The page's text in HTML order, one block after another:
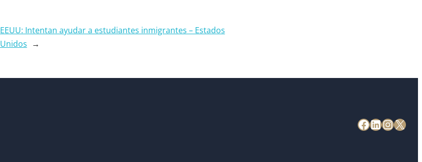
EEUU: Intentan ayudar a estudiantes inmigrantes – Estados
Unidos →